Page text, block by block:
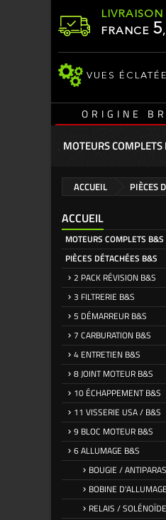
FRANCE 5,
VUES
ORIGINE
MOTEURS COMPLETS
ACCUEIL PIÈCES
ACCUEIL
MOTEURS COMPLETS B&S
PIÈCES DÉTACHÉES B&S
2 PACK RÉVISION B&S
3 FILTRERIE B&S
5 DÉMARREUR B&S
7 CARBURATION B&S
4 ENTRETIEN B&S
8 JOINT MOTEUR B&S
10 ÉCHAPPEMENT B&S
11 VISSERIE USA / B&S
9 BLOC MOTEUR B&S
6 ALLUMAGE B&S
BOUGIE /
BOBINE
RELAIS /